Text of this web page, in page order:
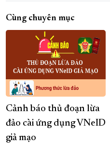
Cùng chuyên mục
Cảnh báo thủ đoạn lừa
đảo cài ứng dụng VNeID
giả mạo